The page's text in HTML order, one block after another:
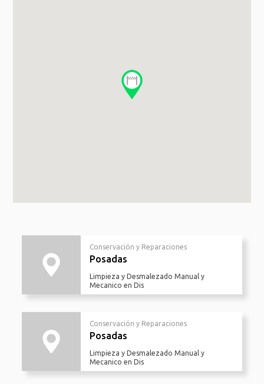
Conservación y Reparaciones
Posadas
Limpieza y Desmalezado Manual y
Mecanico en Dis
Conservación y Reparaciones
Posadas
Limpieza y Desmalezado Manual y
Mecanico en Dis